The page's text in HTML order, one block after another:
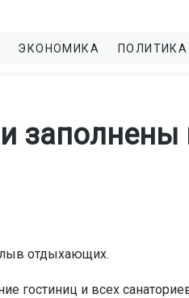
ЭКОНОМИКА ПОЛИТИКА
заполнены
отдыхающих.
гостиниц и всех